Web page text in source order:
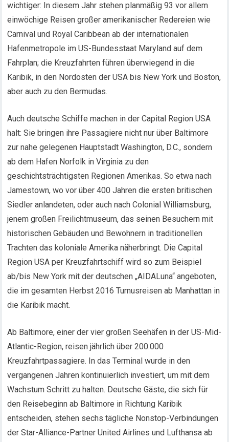
wichtiger: In diesem Jahr stehen planmäßig 93 vor allem
einwöchige Reisen großer amerikanischer Redereien wie
Carnival und Royal Caribbean ab der internationalen
Hafenmetropole im US-Bundesstaat Maryland auf dem
Fahrplan; die Kreuzfahrten führen überwiegend in die
Karibik, in den Nordosten der USA bis New York und Boston,
aber auch zu den Bermudas.
Auch deutsche Schiffe machen in der Capital Region USA
halt: Sie bringen ihre Passagiere nicht nur über Baltimore
zur nahe gelegenen Hauptstadt Washington, D.C., sondern
ab dem Hafen Norfolk in Virginia zu den
geschichtsträchtigsten Regionen Amerikas. So etwa nach
Jamestown, wo vor über 400 Jahren die ersten britischen
Siedler anlandeten, oder auch nach Colonial Williamsburg,
jenem großen Freilichtmuseum, das seinen Besuchern mit
historischen Gebäuden und Bewohnern in traditionellen
Trachten das koloniale Amerika näherbringt. Die Capital
Region USA per Kreuzfahrtschiff wird so zum Beispiel
ab/bis New York mit der deutschen „AIDALuna“ angeboten,
die im gesamten Herbst 2016 Turnusreisen ab Manhattan in
die Karibik macht.
Ab Baltimore, einer der vier großen Seehäfen in der US-Mid-
Atlantic-Region, reisen jährlich über 200.000
Kreuzfahrtpassagiere. In das Terminal wurde in den
vergangenen Jahren kontinuierlich investiert, um mit dem
Wachstum Schritt zu halten. Deutsche Gäste, die sich für
den Reisebeginn ab Baltimore in Richtung Karibik
entscheiden, stehen sechs tägliche Nonstop-Verbindungen
der Star-Alliance-Partner United Airlines und Lufthansa ab